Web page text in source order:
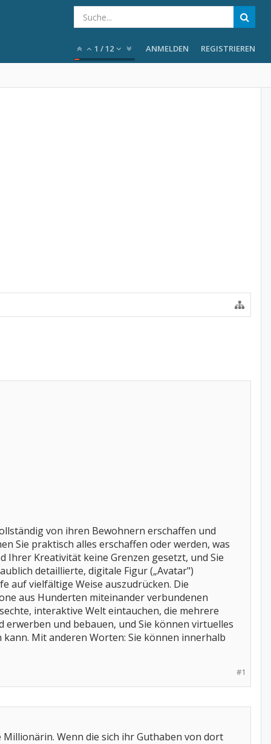
1 /12 ANMELDEN REGISTRIEREN
von ihren Bewohnern erschaffen und
Sie praktisch alles erschaffen oder werden, was
Kreativität keine Grenzen gesetzt, und Sie
detaillierte, digitale Figur („Avatar")
auf vielfältige Weise auszudrücken. Die
aus Hunderten miteinander verbundenen
interaktive Welt eintauchen, die mehrere
und bebauen, und Sie können virtuelles
Mit anderen Worten: Sie können innerhalb
#1
Wenn die sich ihr Guthaben von dort